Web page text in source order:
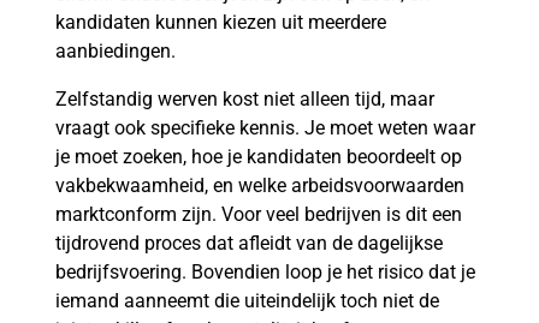
kandidaten kunnen kiezen uit meerdere
aanbiedingen.
Zelfstandig werven kost niet alleen tijd, maar
vraagt ook specifieke kennis. Je moet weten waar
je moet zoeken, hoe je kandidaten beoordeelt op
vakbekwaamheid, en welke arbeidsvoorwaarden
marktconform zijn. Voor veel bedrijven is dit een
tijdrovend proces dat afleidt van de dagelijkse
bedrijfsvoering. Bovendien loop je het risico dat je
iemand aanneemt die uiteindelijk toch niet de